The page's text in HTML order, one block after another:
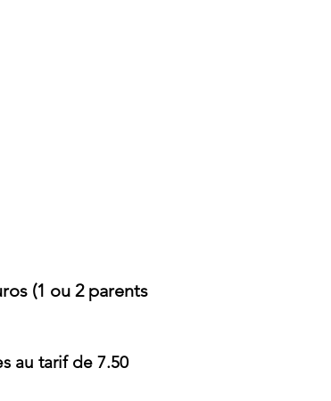
(1 ou 2 parents
au tarif de 7.50